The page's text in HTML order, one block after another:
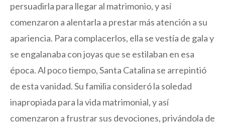
persuadirla para llegar al matrimonio, y así
comenzaron a alentarla a prestar más atención a su
apariencia. Para complacerlos, ella se vestía de gala y
se engalanaba con joyas que se estilaban en esa
época. Al poco tiempo, Santa Catalina se arrepintió
de esta vanidad. Su familia consideró la soledad
inapropiada para la vida matrimonial, y así
comenzaron a frustrar sus devociones, privándola de